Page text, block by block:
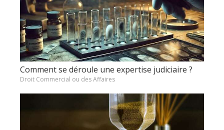
Comment se déroule une expertise judiciaire ?
Droit Commercial ou des Affaires